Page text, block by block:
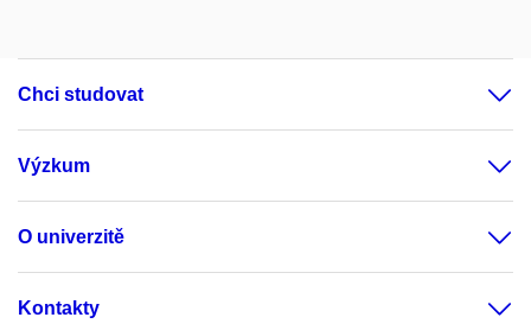
Chci studovat
Výzkum
O univerzitě
Kontakty